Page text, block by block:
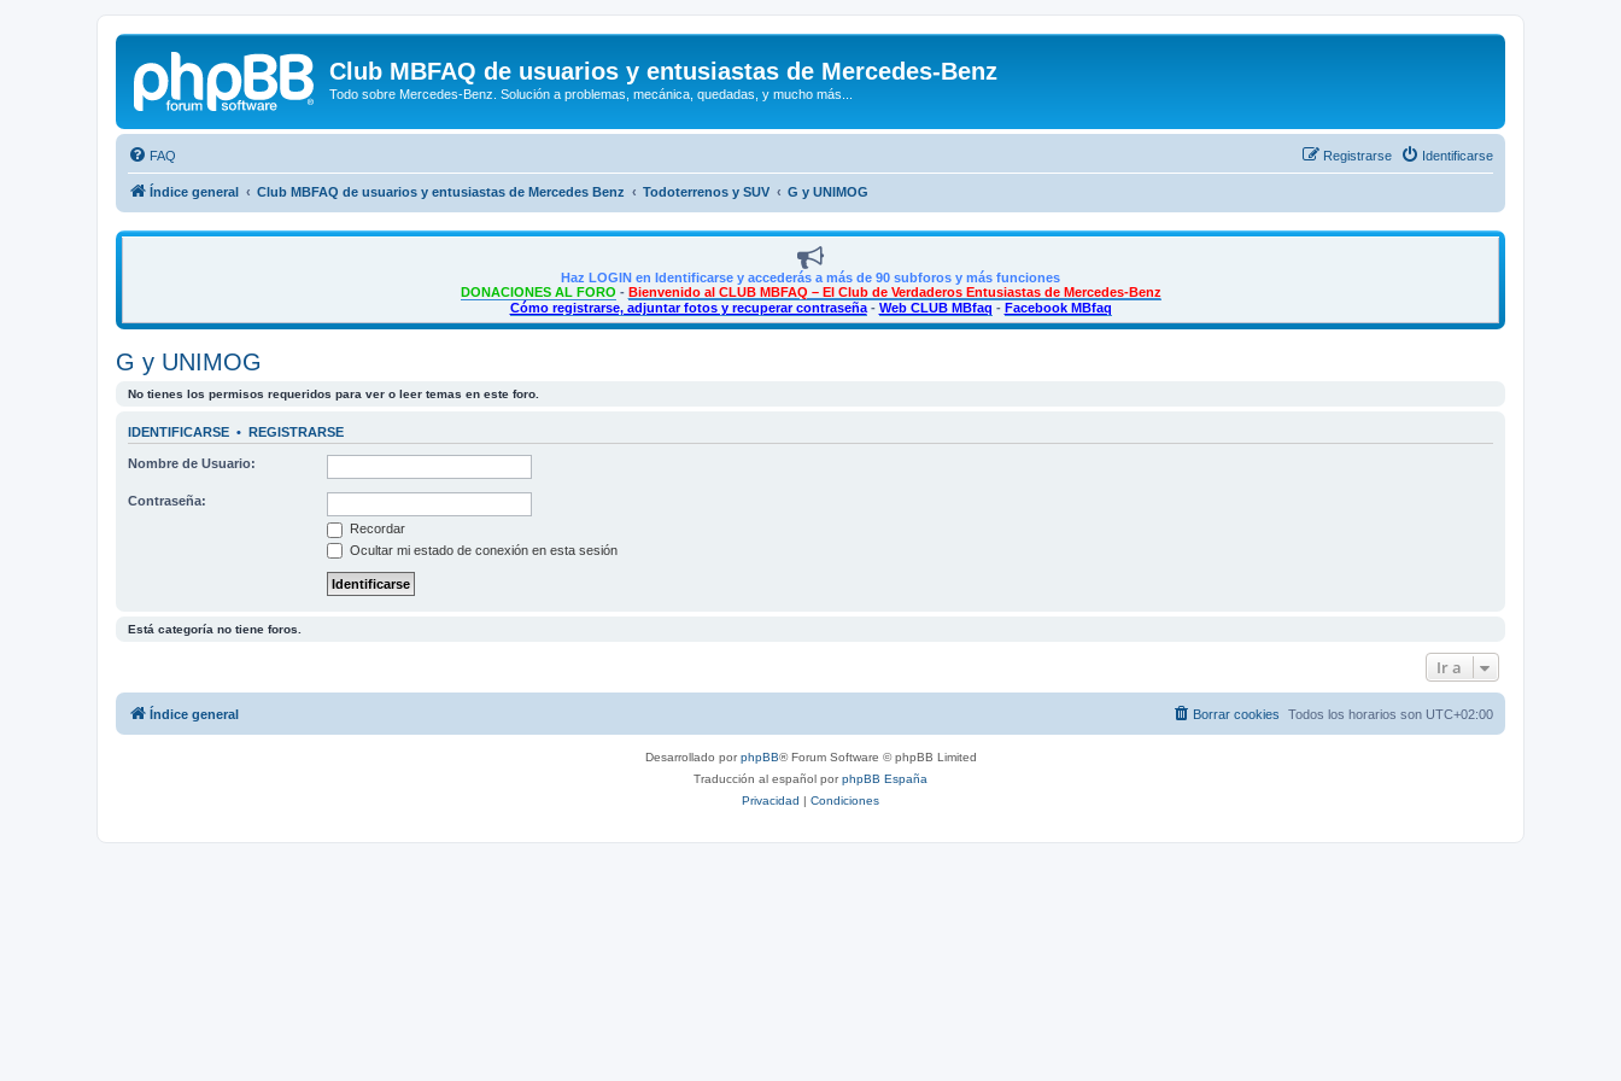
Club MBFAQ de usuarios y entusiastas de Mercedes-Benz
Todo sobre Mercedes-Benz. Solución a problemas, mecánica, quedadas, y mucho más...
FAQ Identificarse
Registrarse
Índice general Club MBFAQ de usuarios y entusiastas de Mercedes Benz Todoterrenos y SUV G y UNIMOG
Haz LOGIN en Identificarse y accederás a más de 90 subforos y más funciones
DONACIONES AL FORO - Bienvenido al CLUB MBFAQ – El Club de Verdaderos Entusiastas de Mercedes-Benz
Cómo registrarse, adjuntar fotos y recuperar contraseña- Web CLUB MBfaq - Facebook MBfaq
G y UNIMOG
No tienes los permisos requeridos para ver o leer temas en este foro.
IDENTIFICARSE • REGISTRARSE
Nombre de Usuario:
Contraseña:
Recordar
Ocultar mi estado de conexión en esta sesión
Está categoría no tiene foros.
Ir a
Índice general Todos los horarios son UTC+02:00
Borrar cookies
Desarrollado porphpBB® Forum Software © phpBB Limited
Traducción al español porphpBB España
Privacidad | Condiciones